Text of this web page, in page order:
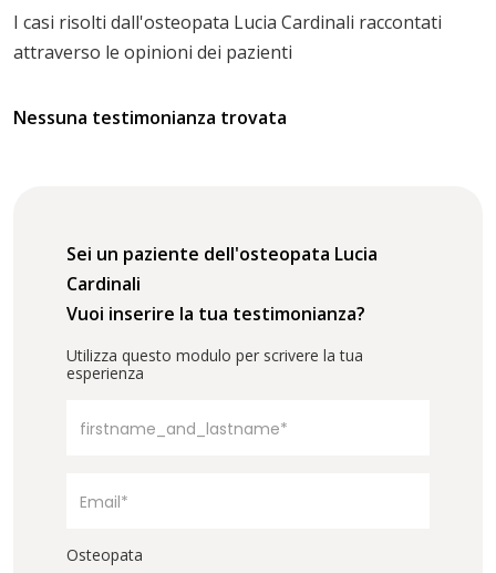
I casi risolti dall'osteopata Lucia Cardinali raccontati
attraverso le opinioni dei pazienti
Nessuna testimonianza trovata
Sei un paziente dell'osteopata Lucia
Cardinali
Vuoi inserire la tua testimonianza?
Utilizza questo modulo per scrivere la tua
esperienza
Osteopata